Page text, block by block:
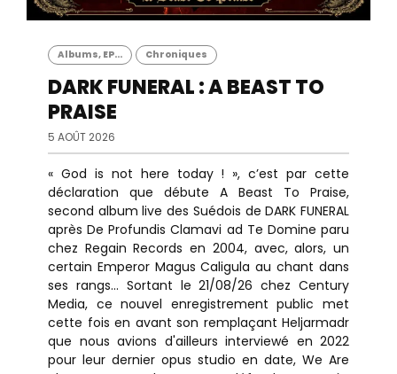
Albums, EP... Chroniques
DARK FUNERAL : A BEAST TO
PRAISE
5 AOÛT 2026
« God is not here today ! », c’est par cette
déclaration que débute A Beast To Praise,
second album live des Suédois de DARK FUNERAL
après De Profundis Clamavi ad Te Domine paru
chez Regain Records en 2004, avec, alors, un
certain Emperor Magus Caligula au chant dans
ses rangs... Sortant le 21/08/26 chez Century
Media, ce nouvel enregistrement public met
cette fois en avant son remplaçant Heljarmadr
que nous avions d'ailleurs interviewé en 2022
pour leur dernier opus studio en date, We Are